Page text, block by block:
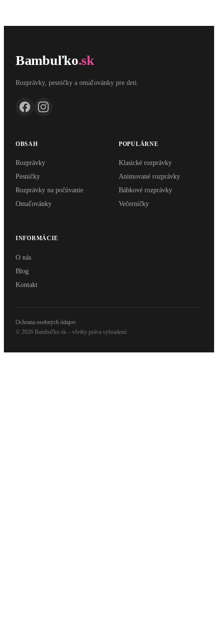
Bambuľko.sk
Rozprávky, pesničky a omaľovánky pre deti.
OBSAH
Rozprávky
Pesničky
Rozprávky na počúvanie
Omaľovánky
POPULÁRNE
Klasické rozprávky
Animované rozprávky
Bábkové rozprávky
Večerníčky
INFORMÁCIE
O nás
Blog
Kontakt
© 2026 Bambuľko.sk – všetky práva vyhradené.
Ochrana osobných údajov